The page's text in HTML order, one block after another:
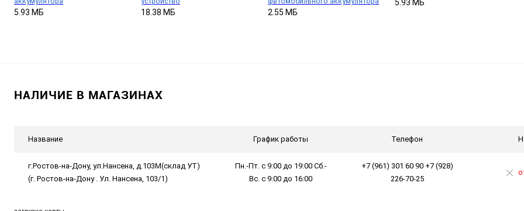
5.93 МБ 18.38 МБ 2.55 МБ
5.93 МБ
НАЛИЧИЕ В МАГАЗИНАХ
Название График работы Телефон
г.Ростов-на-Дону, ул.Нансена, д.103М(склад УТ)
(г. Ростов-на-Дону . Ул. Нансена, 103/1)
Пн.-Пт. с 9:00 до 19:00 Сб.-
Вс. с 9:00 до 16:00
+7 (961) 301 60 90 +7 (928)
226-70-25